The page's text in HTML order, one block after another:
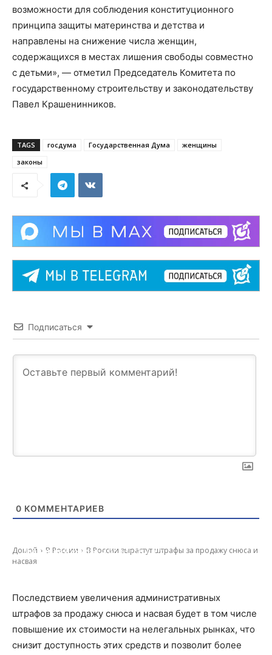
возможности для соблюдения конституционного
принципа защиты материнства и детства и
направлены на снижение числа женщин,
содержащихся в местах лишения свободы совместно
с детьми», — отметил Председатель Комитета по
государственному строительству и законодательству
Павел Крашенинников.
TAGS госдума Государственная Дума
женщины
законы
Подписаться
0 КОММЕНТАРИЕВ